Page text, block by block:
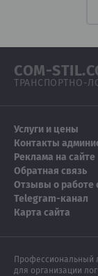
COM-
ТРАНСПОРТНО-
Услуги и цены
Контакты
Реклама на сайте
Обратная связь
Отзывы о работе
Telegram-канал
Карта сайта
Профессиональный
для организации